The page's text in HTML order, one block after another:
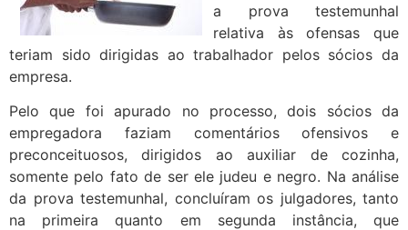
a prova testemunhal
relativa às ofensas que
teriam sido dirigidas ao trabalhador pelos sócios da
empresa.
Pelo que foi apurado no processo, dois sócios da
empregadora faziam comentários ofensivos e
preconceituosos, dirigidos ao auxiliar de cozinha,
somente pelo fato de ser ele judeu e negro. Na análise
da prova testemunhal, concluíram os julgadores, tanto
na primeira quanto em segunda instância, que